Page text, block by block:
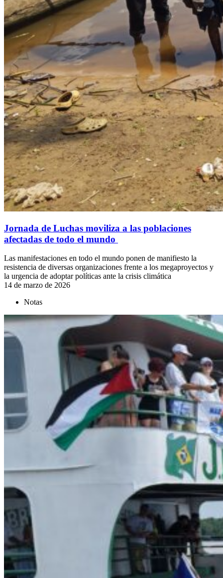
Jornada de Luchas moviliza a las poblaciones
afectadas de todo el mundo
Las manifestaciones en todo el mundo ponen de manifiesto la
resistencia de diversas organizaciones frente a los megaproyectos y
la urgencia de adoptar políticas ante la crisis climática
14 de marzo de 2026
Notas